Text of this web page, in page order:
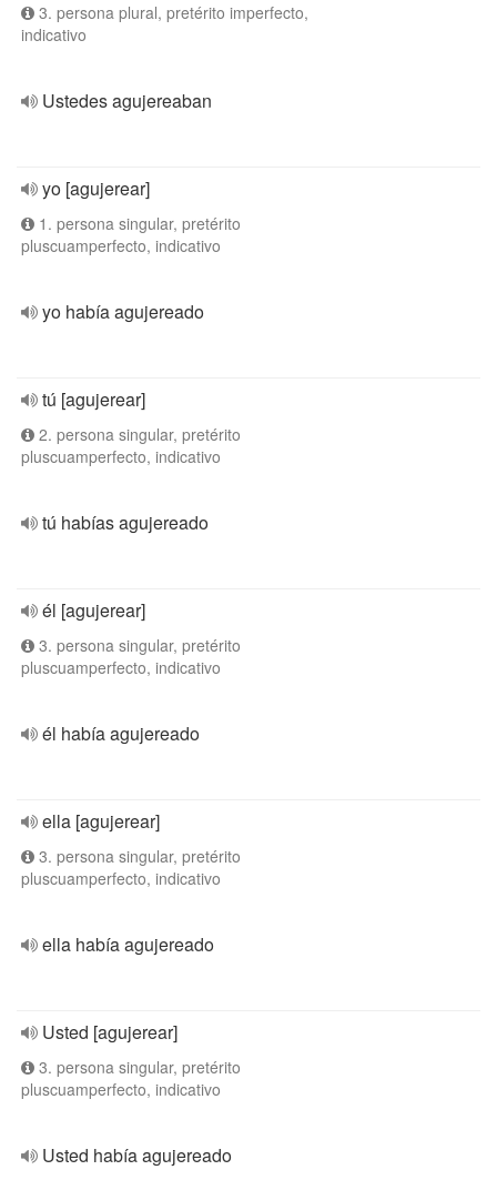
3. persona plural, pretérito imperfecto,
indicativo
Ustedes agujereaban
yo [agujerear]
1. persona singular, pretérito
pluscuamperfecto, indicativo
yo había agujereado
tú [agujerear]
2. persona singular, pretérito
pluscuamperfecto, indicativo
tú habías agujereado
él [agujerear]
3. persona singular, pretérito
pluscuamperfecto, indicativo
él había agujereado
ella [agujerear]
3. persona singular, pretérito
pluscuamperfecto, indicativo
ella había agujereado
Usted [agujerear]
3. persona singular, pretérito
pluscuamperfecto, indicativo
Usted había agujereado